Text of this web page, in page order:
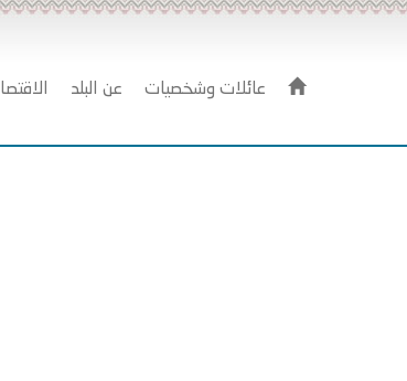
عائلات وشخصيات عن البلد